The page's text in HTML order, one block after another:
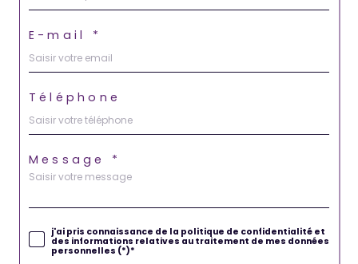
E-mail *
Téléphone
Message *
j'ai pris connaissance de la politique de confidentialité et
des informations relatives au traitement de mes données
personnelles (*)*